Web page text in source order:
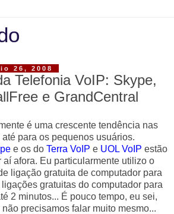
26, 2008
Telefonia VoIP: Skype,
e GrandCentral
é uma crescente tendência nas
para os pequenos usuários.
e os do Terra VoIP e UOL VoIP estão
aí afora. Eu particularmente utilizo o
ligação gratuita de computador para
gratuitas do computador para
2 minutos... É pouco tempo, eu sei,
precisamos falar muito mesmo...